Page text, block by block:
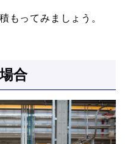
もってみましょう。
合